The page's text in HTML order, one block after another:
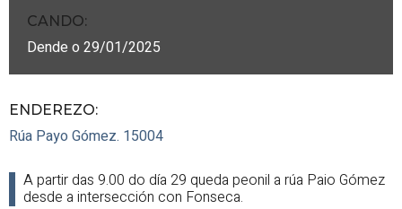
CANDO:
Dende o 29/01/2025
ENDEREZO:
Rúa Payo Gómez. 15004
A partir das 9.00 do día 29 queda peonil a rúa Paio Gómez
desde a intersección con Fonseca.